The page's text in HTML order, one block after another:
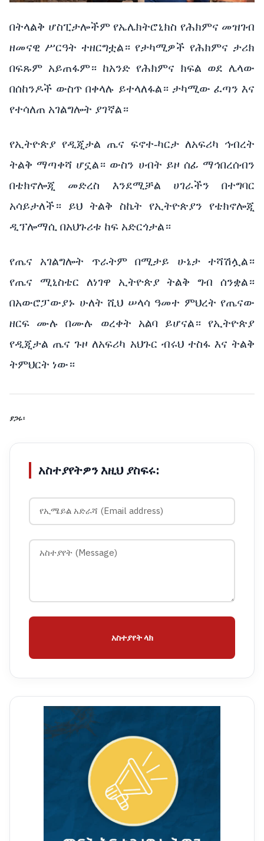
በትላልቅ ሆስፒታሎችም የኤሌክትሮኒክስ የሕክምና መዝገብ
ዘመናዊ ሥርዓት ተዘርግቷል። የታካሚዎች የሕክምና ታሪክ
በፍጹም አይጠፋም። ከአንድ የሕክምና ክፍል ወደ ሌላው
በሰከንዶች ውስጥ በቀላሉ ይተላለፋል። ታካሚው ፈጣን እና
የተሳለጠ አገልግሎት ያገኛል።
የኢትዮጵያ የዲጂታል ጤና ፍኖተ-ካርታ ለአፍሪካ ኅብረት
ትልቅ ማጣቀሻ ሆኗል። ውስን ሀብት ይዞ ሰፊ ማኅበረሰብን
በቴክኖሎጂ መድረስ እንደሚቻል ሀገራችን በተግባር
አሳይታለች። ይህ ትልቅ ስኬት የኢትዮጵያን የቴክኖሎጂ
ዲፕሎማሲ በአህጉሪቱ ከፍ አድርጎታል።
የጤና አገልግሎት ጥራትም በሚታይ ሁኔታ ተሻሽሏል።
የጤና ሚኒስቴር ለነገዋ ኢትዮጵያ ትልቅ ግብ ሰንቋል።
በአውሮፓውያኑ ሁለት ሺህ ሠላሳ ዓመተ ምህረት የጤናው
ዘርፍ ሙሉ በሙሉ ወረቀት አልባ ይሆናል። የኢትዮጵያ
የዲጂታል ጤና ጉዞ ለአፍሪካ አህጉር ብሩህ ተስፋ እና ትልቅ
ትምህርት ነው።
ያጋሩ፡
አስተያየትዎን እዚህ ያስፍሩ:
አስተያየት ላክ